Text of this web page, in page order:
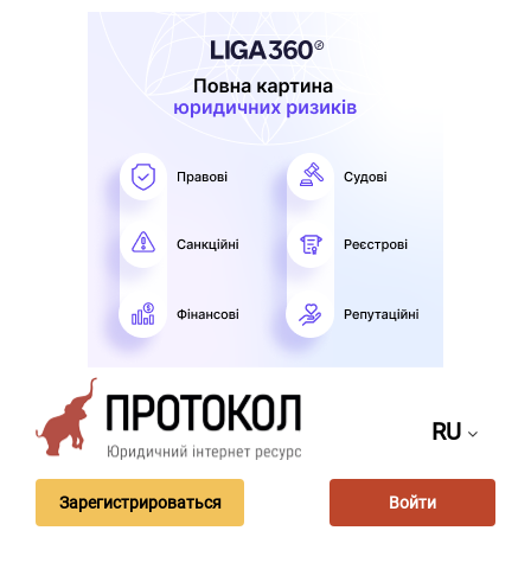
RU
Зарегистрироваться Войти